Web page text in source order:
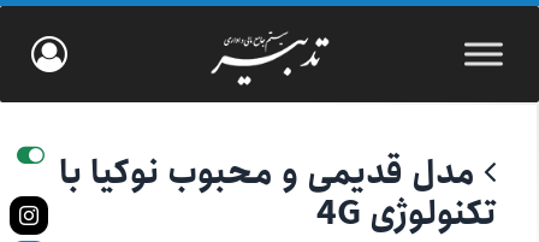
مدل قدیمی و محبوب نوکیا با
تکنولوژی 4G